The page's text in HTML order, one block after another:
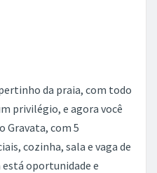
da praia, com todo
privilégio, e agora você
Gravata, com 5
cozinha, sala e vaga de
oportunidade e